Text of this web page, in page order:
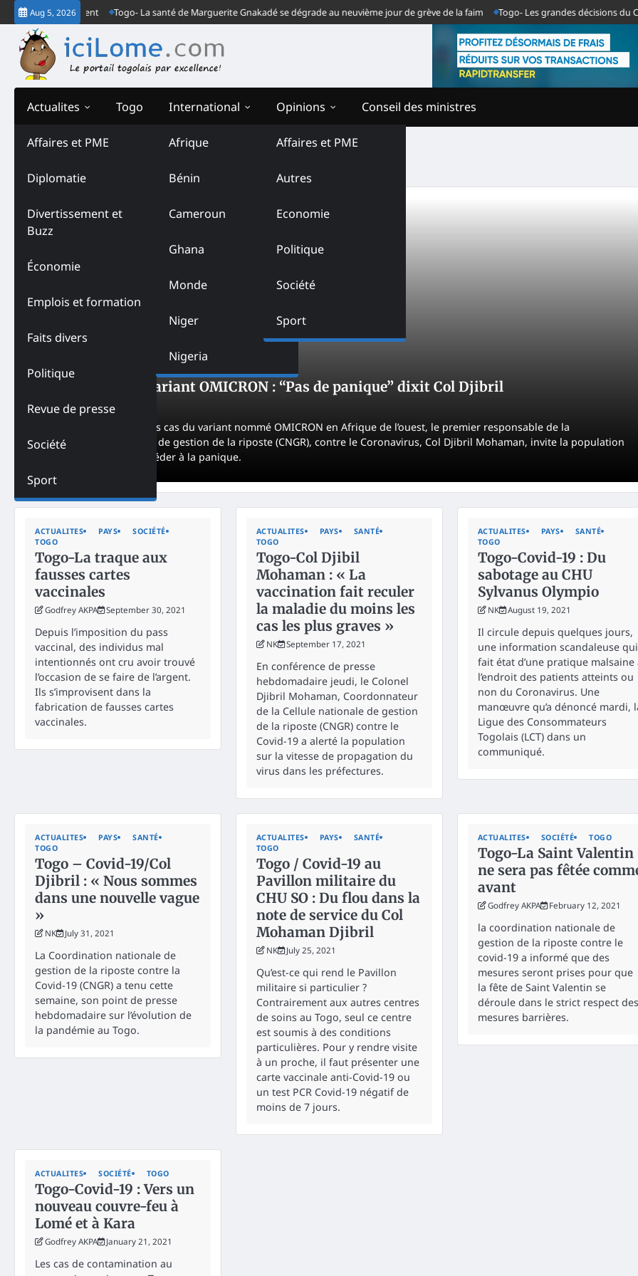
Skip
to
content
Aug 5, 2026
Togo est absent Togo- La santé de Marguerite Gnakadé se dégrade au neuvième jour de grève de la faim Togo- Les grandes décisions du
Actualites
Affaires et PME
Diplomatie
Divertissement et
Buzz
Économie
Emplois et formation
Faits divers
Politique
Revue de presse
Société
Sport
Togo International
Afrique
Bénin
Cameroun
Ghana
Monde
Niger
Nigeria
Opinions
Affaires et PME
Autres
Economie
Politique
Société
Sport
Conseil des ministres
Tag:Col Djibril Mohaman
ACTUALITES
Togo-Covid-19/variant OMICRON : “Pas de panique” dixit Col Djibril
NK December 2, 2021
Face à la découverte des cas du variant nommé OMICRON en Afrique de l’ouest, le premier responsable de la
Coordination nationale de gestion de la riposte (CNGR), contre le Coronavirus, Col Djibril Mohaman, invite la population
togolaise à ne pas de céder à la panique.
ACTUALITES PAYS
SOCIÉTÉ
TOGO
Togo-La traque aux
fausses cartes
vaccinales
Godfrey AKPA September 30, 2021
Depuis l’imposition du pass
vaccinal, des individus mal
intentionnés ont cru avoir trouvé
l’occasion de se faire de l’argent.
Ils s’improvisent dans la
fabrication de fausses cartes
vaccinales.
ACTUALITES PAYS
SANTÉ
TOGO
Togo-Col Djibil
Mohaman : « La
vaccination fait reculer
la maladie du moins les
cas les plus graves »
NK September 17, 2021
En conférence de presse
hebdomadaire jeudi, le Colonel
Djibril Mohaman, Coordonnateur
de la Cellule nationale de gestion
de la riposte (CNGR) contre le
Covid-19 a alerté la population
sur la vitesse de propagation du
virus dans les préfectures.
ACTUALITES PAYS
SANTÉ
TOGO
Togo-Covid-19 : Du
sabotage au CHU
Sylvanus Olympio
NK August 19, 2021
Il circule depuis quelques jours,
une information scandaleuse qui
fait état d’une pratique malsaine
l’endroit des patients atteints ou
non du Coronavirus. Une
manœuvre qu’a dénoncé mardi,
Ligue des Consommateurs
Togolais (LCT) dans un
communiqué.
ACTUALITES PAYS
SANTÉ
TOGO
Togo – Covid-19/Col
Djibril : « Nous sommes
dans une nouvelle vague
»
NK July 31, 2021
La Coordination nationale de
gestion de la riposte contre la
Covid-19 (CNGR) a tenu cette
semaine, son point de presse
hebdomadaire sur l’évolution de
la pandémie au Togo.
ACTUALITES PAYS
SANTÉ
TOGO
Togo / Covid-19 au
Pavillon militaire du
CHU SO : Du flou dans la
note de service du Col
Mohaman Djibril
NK July 25, 2021
Qu’est-ce qui rend le Pavillon
militaire si particulier ?
Contrairement aux autres centres
de soins au Togo, seul ce centre
est soumis à des conditions
particulières. Pour y rendre visite
à un proche, il faut présenter une
carte vaccinale anti-Covid-19 ou
un test PCR Covid-19 négatif de
moins de 7 jours.
ACTUALITES SOCIÉTÉ TOGO
Togo-La Saint Valentin
ne sera pas fêtée
avant
Godfrey AKPA February 12, 2021
la coordination nationale de
gestion de la riposte contre le
covid-19 a informé que des
mesures seront prises pour que
la fête de Saint Valentin se
déroule dans le strict respect des
mesures barrières.
ACTUALITES SOCIÉTÉ TOGO
Togo-Covid-19 : Vers un
nouveau couvre-feu à
Lomé et à Kara
Godfrey AKPA January 21, 2021
Les cas de contamination au